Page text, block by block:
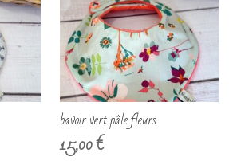
bavoir vert pâle fleurs
15,00€